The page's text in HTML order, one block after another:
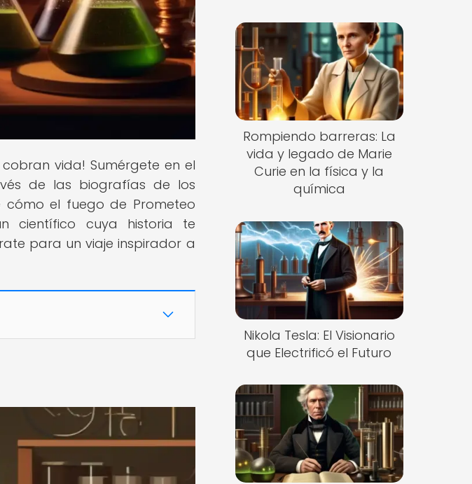
vida! Sumérgete en el
de las biografías de los
cómo el fuego de Prometeo
científico cuya historia te
para un viaje inspirador a
Rompiendo barreras: La
vida y legado de Marie
Curie en la física y la
química
Nikola Tesla: El Visionario
que Electrificó el Futuro